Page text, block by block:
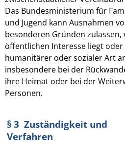
Das Bundesministerium für
und Jugend kann Ausnahmen
besonderen Gründen zulassen,
öffentlichen Interesse liegt
humanitärer oder sozialer Art
insbesondere bei der
ihre Heimat oder bei der
Personen.
§ 3 Zuständigkeit und
Verfahren